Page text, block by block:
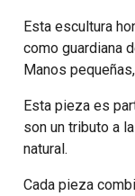
Esta escultura
como guardiana
Manos
Esta pieza es
son un tributo a
natural.
Cada pieza